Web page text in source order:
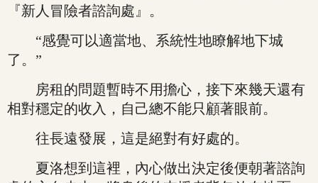
『新人冒險者諮詢處』。
“感覺可以適當地、系統性地瞭解地下城
了。”
房租的問題暫時不用擔心，接下來幾天還有
相對穩定的收入，自己總不能只顧著眼前。
往長遠發展，這是絕對有好處的。
夏洛想到這裡，內心做出決定後便朝著諮詢